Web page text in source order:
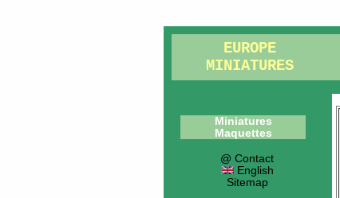
EUROPE
MINIATURES
Miniatures
Maquettes
@ Contact
English
Sitemap